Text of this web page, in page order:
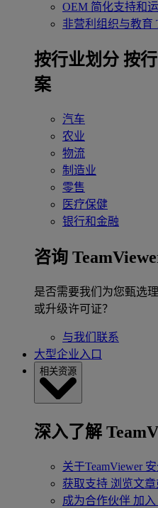
OEM 简化支持和
非营利组织与教育
‌按行业划分 按
案
汽车
农业
物流
制造业
零售
医疗保健
银行和金融
咨询
是否需要我们为您甄选
或升级许可证？
与我们联系
大型企业入口
相关资源
深入了解
关于TeamViewer
获取支持 浏览文章
成为合作伙伴 加入